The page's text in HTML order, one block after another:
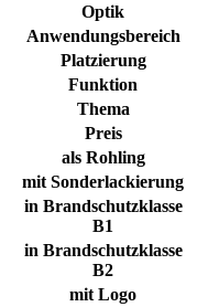
Optik
Anwendungsbereich
Platzierung
Funktion
Thema
Preis
als Rohling
mit Sonderlackierung
in Brandschutzklasse
B1
in Brandschutzklasse
B2
mit Logo